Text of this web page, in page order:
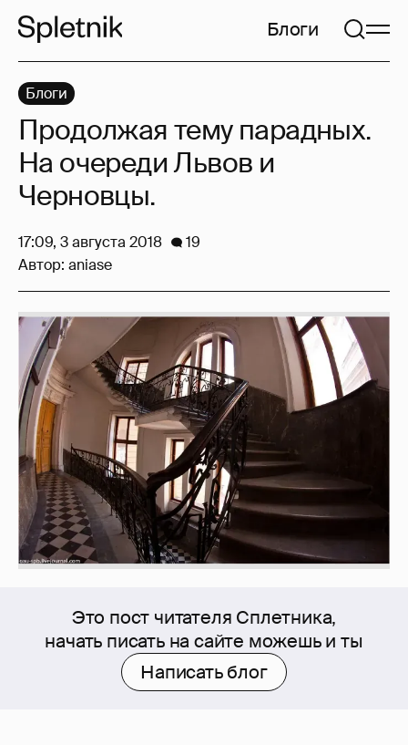
Блоги
Это пост читателя Сплетника,
начать писать на сайте можешь и ты
Написать блог
Блоги
Продолжая тему парадных.
На очереди Львов и
Черновцы.
17:09, 3 августа 2018
19
Автор: aniase